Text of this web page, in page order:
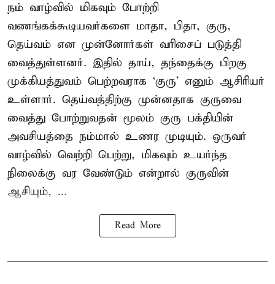
நம் வாழ்வில் மிகவும் போற்றி
வணங்கக்கூடியவர்களை மாதா, பிதா, குரு,
தெய்வம் என முன்னோர்கள் வரிசைப் படுத்தி
வைத்துள்ளனர். இதில் தாய், தந்தைக்கு பிறகு
முக்கியத்துவம் பெற்றவராக ‘குரு’ எனும் ஆசிரியர்
உள்ளார். தெய்வத்திற்கு முன்னதாக குருவை
வைத்து போற்றுவதன் மூலம் குரு பக்தியின்
அவசியத்தை நம்மால் உணர முடியும். ஒருவர்
வாழ்வில் வெற்றி பெற்று, மிகவும் உயர்ந்த
நிலைக்கு வர வேண்டும் என்றால் குருவின்
ஆசியும், ...
Read More